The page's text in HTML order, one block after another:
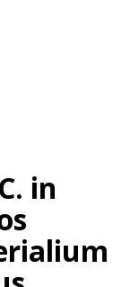
in